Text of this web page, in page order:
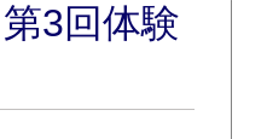
3回体験